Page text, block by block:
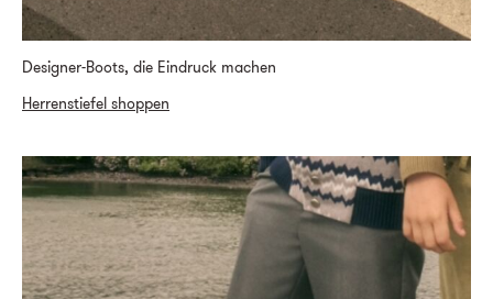
Designer-Boots, die Eindruck machen
Herrenstiefel shoppen